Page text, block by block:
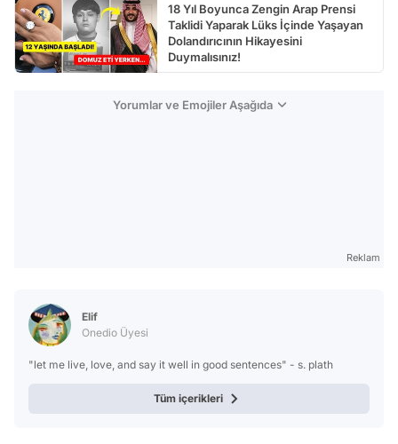
18 Yıl Boyunca Zengin Arap Prensi
Taklidi Yaparak Lüks İçinde Yaşayan
Dolandırıcının Hikayesini
Duymalısınız!
Yorumlar ve Emojiler Aşağıda
Reklam
Elif
Onedio Üyesi
"let me live, love, and say it well in good sentences" - s. plath
Tüm içerikleri